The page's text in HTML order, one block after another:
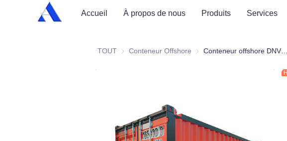
Accueil À propos de nous Produits Services
TOUT Conteneur Offshore Conteneur Offshore